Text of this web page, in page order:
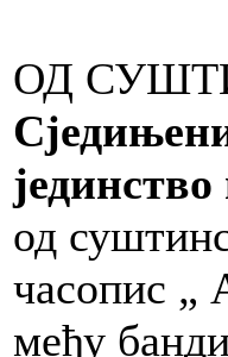
ОД
од
часопис „
међу